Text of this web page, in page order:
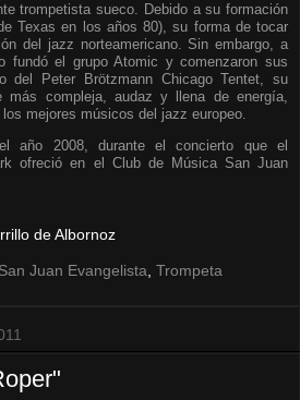
trompetista sueco. Debido a su formación
Texas en los años 80), su forma de tocar
del jazz norteamericano. Sin embargo, a
fundó el grupo Atomic y comenzaron sus
del Peter Brötzmann Chicago Tentet, su
más compleja, audaz y llena de energía,
mejores músicos del jazz europeo.
año 2008, durante el concierto que el
ofreció en el Club de Música San Juan
de Albornoz
San Juan Evangelista, Trompeta